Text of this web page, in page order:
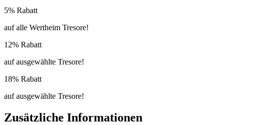
5% Rabatt
auf alle Wertheim Tresore!
12% Rabatt
auf ausgewählte Tresore!
18% Rabatt
auf ausgewählte Tresore!
Zusätzliche Informationen